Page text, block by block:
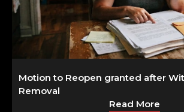
Motion to Reopen granted after
Removal
Read More